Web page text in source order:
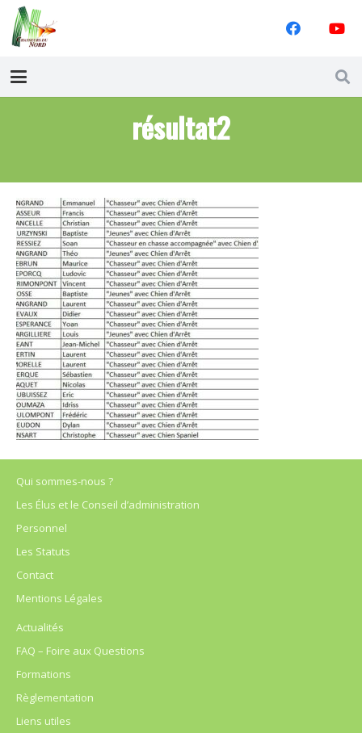
résultat2
Qui sommes-nous ?
Les Élus et le Conseil d’administration
Personnel
Les Statuts
Contact
Mentions Légales
Actualités
FAQ – Foire aux Questions
Formations
Règlementation
Liens utiles